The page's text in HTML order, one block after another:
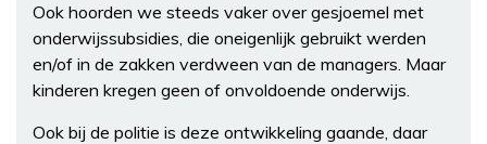
Ook hoorden we steeds vaker over gesjoemel met
onderwijssubsidies, die oneigenlijk gebruikt werden
en/of in de zakken verdween van de managers. Maar
kinderen kregen geen of onvoldoende onderwijs.
Ook bij de politie is deze ontwikkeling gaande, daar